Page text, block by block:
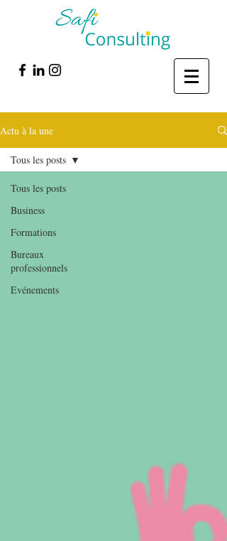
Actu à la une
Tous les posts
Business
Formations
Bureaux
professionnels
Evénements
Tous les posts